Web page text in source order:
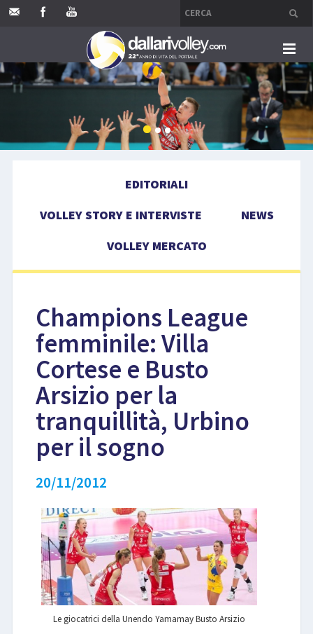
HOME
EDITORIALI
VOLLEY MERCATO
COMPETIZIONI
EVENTI
LIBRI
EDITORIALI
VOLLEY STORY E INTERVISTE
NEWS
VOLLEY MERCATO
Champions League
femminile: Villa
Cortese e Busto
Arsizio per la
tranquillità, Urbino
per il sogno
20/11/2012
Le giocatrici della Unendo Yamamay Busto Arsizio